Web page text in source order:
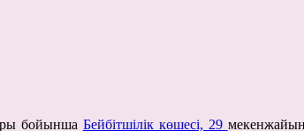
бойынша Бейбітшілік көшесі, 29